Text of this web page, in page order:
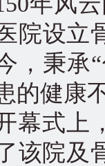
院设立
，秉承
的健康
式上，
该院及